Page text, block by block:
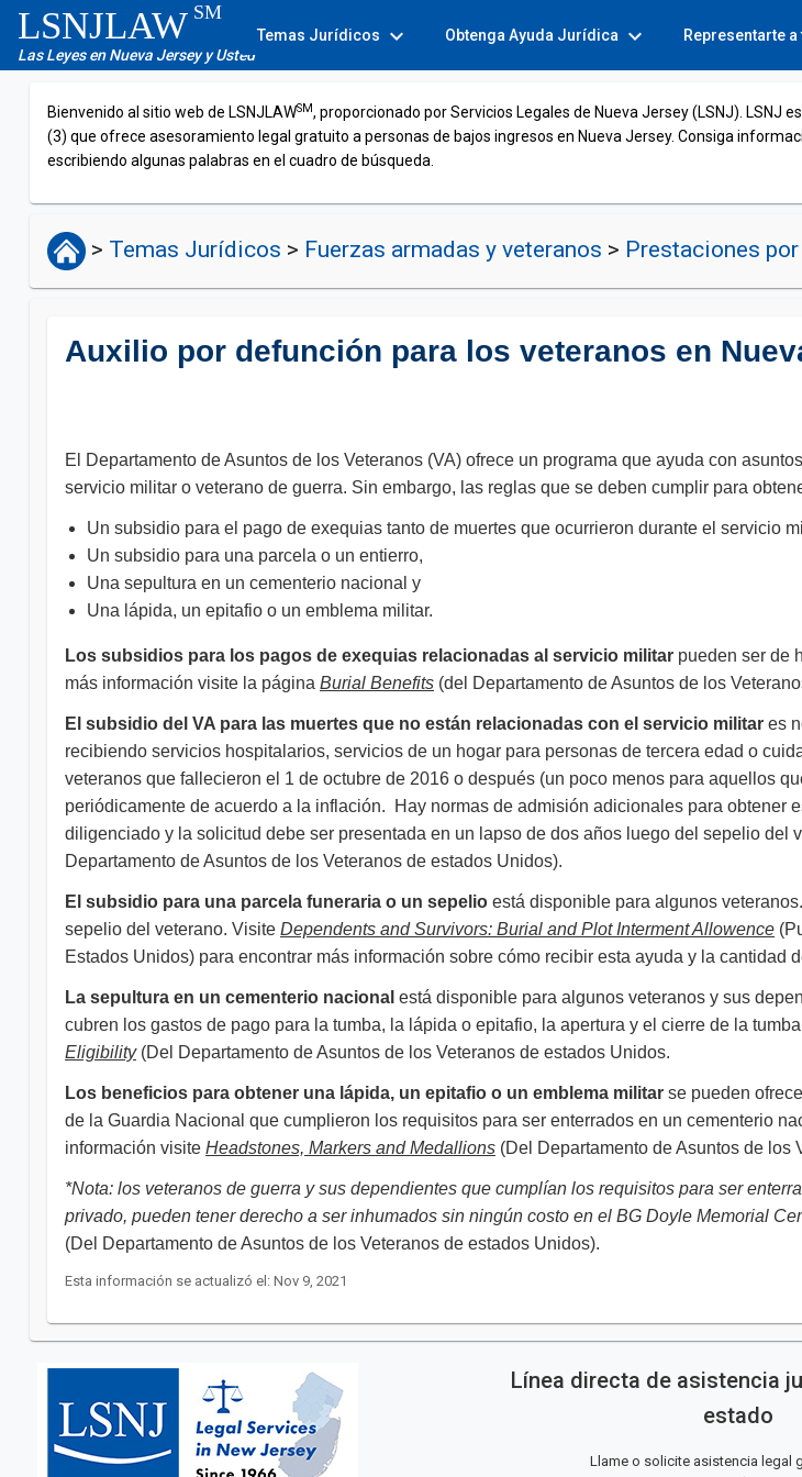
LSNJLAW SM
Las Leyes en Nueva Jersey y Usted
Temas Jurídicos expand_more Obtenga Ayuda Jurídica expand_more Representarte
Bienvenido al sitio web de LSNJLAWSM, proporcionado por Servicios Legales de Nueva Jersey (LSNJ). LSNJ
(3) que ofrece asesoramiento legal gratuito a personas de bajos ingresos en Nueva Jersey. Consiga
escribiendo algunas palabras en el cuadro de búsqueda.
> Temas Jurídicos > Fuerzas armadas y veteranos > Prestaciones
Auxilio por defunción para los veteranos en
El Departamento de Asuntos de los Veteranos (VA) ofrece un programa que ayuda con
servicio militar o veterano de guerra. Sin embargo, las reglas que se deben cumplir para
Un subsidio para el pago de exequias tanto de muertes que ocurrieron durante el servicio
Un subsidio para una parcela o un entierro,
Una sepultura en un cementerio nacional y
Una lápida, un epitafio o un emblema militar.
Los subsidios para los pagos de exequias relacionadas al servicio militar pueden ser de
más información visite la página Burial Benefits (del Departamento de Asuntos de los
El subsidio del VA para las muertes que no están relacionadas con el servicio militar es
recibiendo servicios hospitalarios, servicios de un hogar para personas de tercera edad o
veteranos que fallecieron el 1 de octubre de 2016 o después (un poco menos para aquellos
periódicamente de acuerdo a la inflación. Hay normas de admisión adicionales para obtener
diligenciado y la solicitud debe ser presentada en un lapso de dos años luego del sepelio del
Departamento de Asuntos de los Veteranos de estados Unidos).
El subsidio para una parcela funeraria o un sepelio está disponible para algunos
sepelio del veterano. Visite Dependents and Survivors: Burial and Plot Interment Allowence
Estados Unidos) para encontrar más información sobre cómo recibir esta ayuda y la cantidad
La sepultura en un cementerio nacional está disponible para algunos veteranos y sus
cubren los gastos de pago para la tumba, la lápida o epitafio, la apertura y el cierre de la
Eligibility(Del Departamento de Asuntos de los Veteranos de estados Unidos.
Los beneficios para obtener una lápida, un epitafio o un emblema militar se pueden
de la Guardia Nacional que cumplieron los requisitos para ser enterrados en un cementerio
información visite Headstones, Markers and Medallions (Del Departamento de Asuntos de los
*Nota: los veteranos de guerra y sus dependientes que cumplían los requisitos para ser
privado, pueden tener derecho a ser inhumados sin ningún costo en el BG Doyle Memorial
(Del Departamento de Asuntos de los Veteranos de estados Unidos). ​​​​​​
Esta información se actualizó el: Nov 9, 2021
Línea directa de asistencia
estado
Llame o solicite asistencia legal